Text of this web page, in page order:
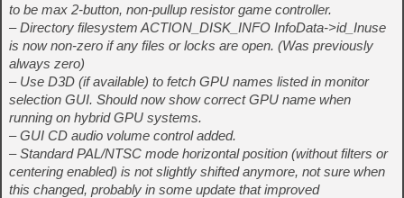
to be max 2-button, non-pullup resistor game controller.
– Directory filesystem ACTION_DISK_INFO InfoData->id_Inuse
is now non-zero if any files or locks are open. (Was previously
always zero)
– Use D3D (if available) to fetch GPU names listed in monitor
selection GUI. Should now show correct GPU name when
running on hybrid GPU systems.
– GUI CD audio volume control added.
– Standard PAL/NTSC mode horizontal position (without filters or
centering enabled) is not slightly shifted anymore, not sure when
this changed, probably in some update that improved